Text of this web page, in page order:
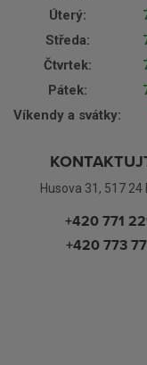
Úterý:
Středa:
Čtvrtek:
Pátek:
Víkendy a svátky:
Husova 31, 517
+420 771
+420 773